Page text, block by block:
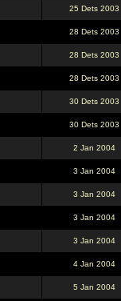
25 Dets 2003
28 Dets 2003
28 Dets 2003
28 Dets 2003
30 Dets 2003
30 Dets 2003
2 Jan 2004
3 Jan 2004
3 Jan 2004
3 Jan 2004
3 Jan 2004
4 Jan 2004
5 Jan 2004